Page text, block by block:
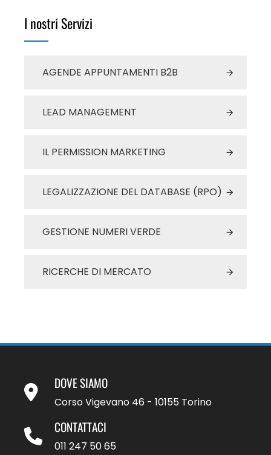
I nostri Servizi
AGENDE APPUNTAMENTI B2B
LEAD MANAGEMENT
IL PERMISSION MARKETING
LEGALIZZAZIONE DEL DATABASE (RPO)
GESTIONE NUMERI VERDE
RICERCHE DI MERCATO
DOVE SIAMO
Corso Vigevano 46 - 10155 Torino
CONTATTACI
011 247 50 65